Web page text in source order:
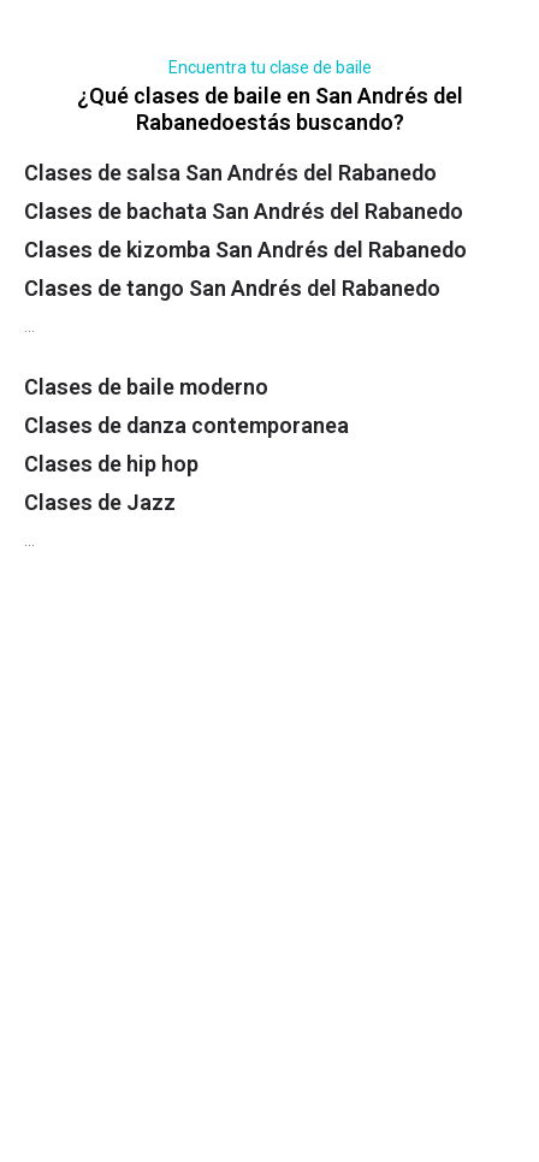
Encuentra tu clase de baile
¿Qué clases de baile en San Andrés del
Rabanedoestás buscando?
Clases de salsa San Andrés del Rabanedo
Clases de bachata San Andrés del Rabanedo
Clases de kizomba San Andrés del Rabanedo
Clases de tango San Andrés del Rabanedo
Clases de baile moderno
Clases de danza contemporanea
Clases de hip hop
Clases de Jazz